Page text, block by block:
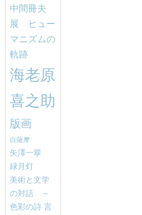
中間冊夫
展 ヒュー
マニズムの
軌跡
海老原
喜之助
版画
白薩摩
矢澤一翠
緑月灯
美術と文学
の対話 ～
色彩の詩 言